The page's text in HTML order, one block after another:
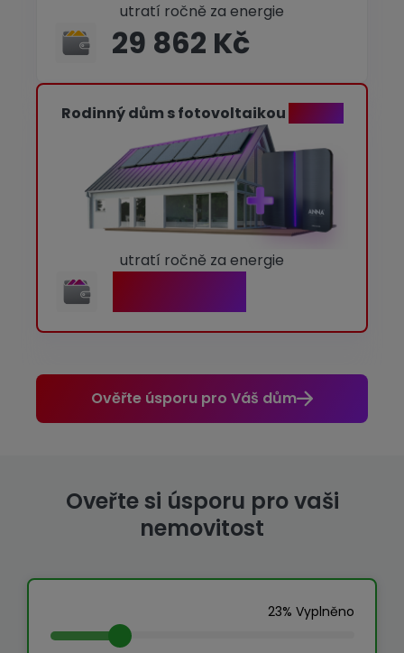
utratí ročně za energie
29 862 Kč
Rodinný dům s fotovoltaikou
utratí ročně za energie
Ověřte úsporu pro Váš dům
Oveřte si úsporu pro vaši
nemovitost
23% Vyplněno